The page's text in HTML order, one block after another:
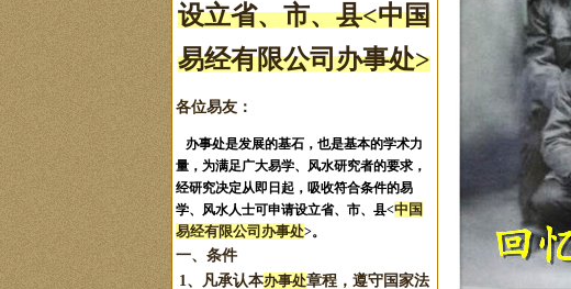
设立省、市、县<中国
易经有限公司办事处>
各位易友：
办事处是发展的基石，也是基本的学术力
量，为满足广大易学、风水研究者的要求，
经研究决定从即日起，吸收符合条件的易
学、风水人士可申请设立省、市、县<中国
易经有限公司办事处>。
一、条件
1、凡承认本办事处章程，遵守国家法